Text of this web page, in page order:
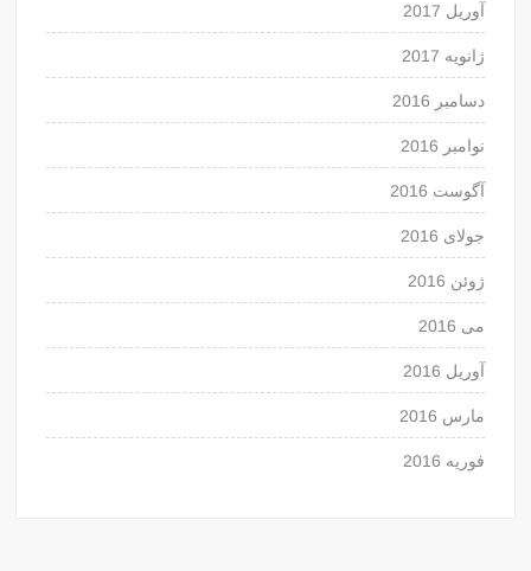
آوریل 2017
ژانویه 2017
دسامبر 2016
نوامبر 2016
آگوست 2016
جولای 2016
ژوئن 2016
می 2016
آوریل 2016
مارس 2016
فوریه 2016